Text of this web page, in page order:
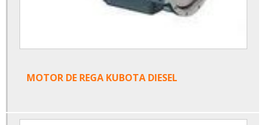
MOTOR DE REGA KUBOTA DIESEL